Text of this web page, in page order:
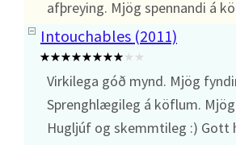
afþreying. Mjög spennandi á
Intouchables (2011)
Virkilega góð mynd. Mjög
Sprenghlægileg á köflum.
Hugljúf og skemmtileg :) Gott